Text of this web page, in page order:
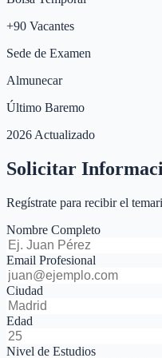
+90 Vacantes
Sede de Examen
Almunecar
Último Baremo
2026 Actualizado
Solicitar
Regístrate para recibir el
Nombre Completo
Email Profesional
Ciudad
Edad
Nivel de Estudios